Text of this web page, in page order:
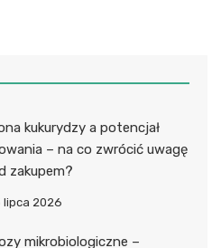
kukurydzy a potencjał
– na co zwrócić uwagę
zakupem?
lipca 2026
mikrobiologiczne –